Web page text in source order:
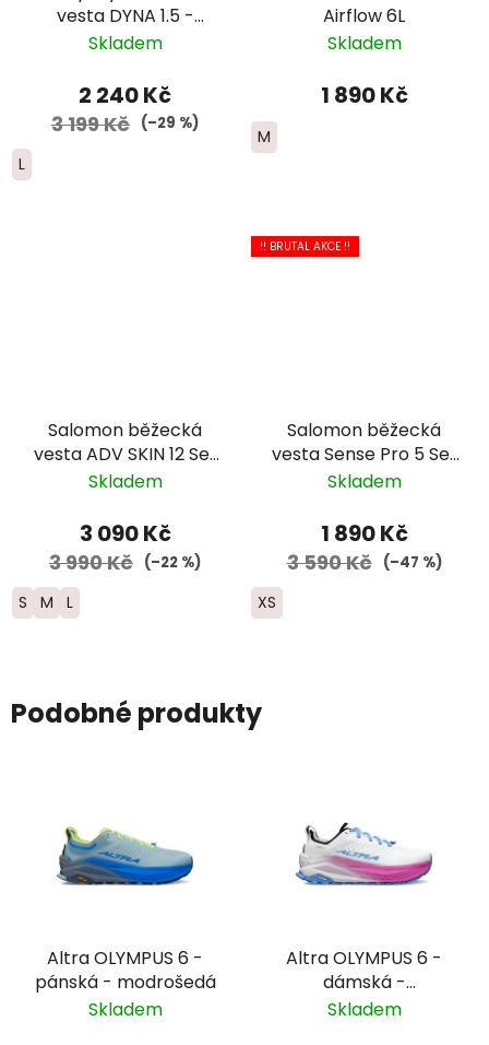
vesta DYNA 1.5 -
dámská - šedá
Skladem
2 240 Kč
3 199 Kč (–29 %)
L
Airflow 6L
Skladem
1 890 Kč
M
Salomon běžecká
vesta ADV SKIN 12 Set
- dámská - černá
Skladem
3 090 Kč
3 990 Kč (–22 %)
S M L
!! BRUTAL AKCE !!
Salomon běžecká
vesta Sense Pro 5 Set
- černá
Skladem
1 890 Kč
3 590 Kč (–47 %)
XS
Podobné produkty
Altra OLYMPUS 6 -
pánská - modrošedá
Skladem
Altra OLYMPUS 6 -
dámská -
bílá/modrá/růžová
Skladem